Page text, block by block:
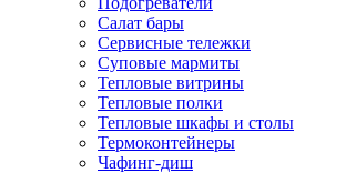
Салат бары
Сервисные тележки
Суповые мармиты
Тепловые витрины
Тепловые полки
Тепловые шкафы и столы
Термоконтейнеры
Чафинг-диш